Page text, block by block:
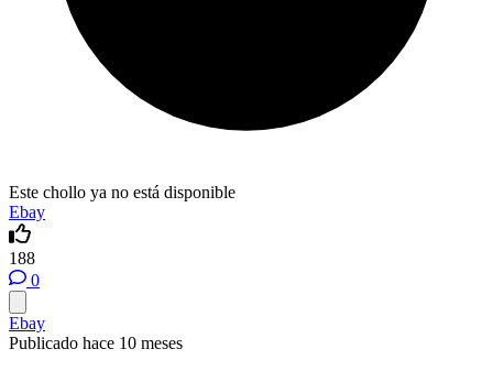
Este chollo ya no está disponible
Ebay
188
0
Ebay
Publicado hace 10 meses